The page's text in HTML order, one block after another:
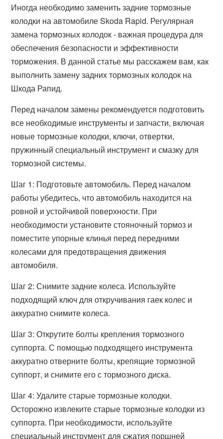
Иногда необходимо заменить задние тормозные
колодки на автомобиле Skoda Rapid. Регулярная
замена тормозных колодок - важная процедура для
обеспечения безопасности и эффективности
торможения. В данной статье мы расскажем вам, как
выполнить замену задних тормозных колодок на
Шкода Рапид.
Перед началом замены рекомендуется подготовить
все необходимые инструменты и запчасти, включая
новые тормозные колодки, ключи, отвертки,
пружинный специальный инструмент и смазку для
тормозной системы.
Шаг 1: Подготовьте автомобиль. Перед началом
работы убедитесь, что автомобиль находится на
ровной и устойчивой поверхности. При
необходимости установите стояночный тормоз и
поместите упорные клинья перед передними
колесами для предотвращения движения
автомобиля.
Шаг 2: Снимите задние колеса. Используйте
подходящий ключ для откручивания гаек колес и
аккуратно снимите колеса.
Шаг 3: Открутите болты крепления тормозного
суппорта. С помощью подходящего инструмента
аккуратно отверните болты, крепящие тормозной
суппорт, и снимите его с тормозного диска.
Шаг 4: Удалите старые тормозные колодки.
Осторожно извлеките старые тормозные колодки из
суппорта. При необходимости, используйте
специальный инструмент для сжатия поршней